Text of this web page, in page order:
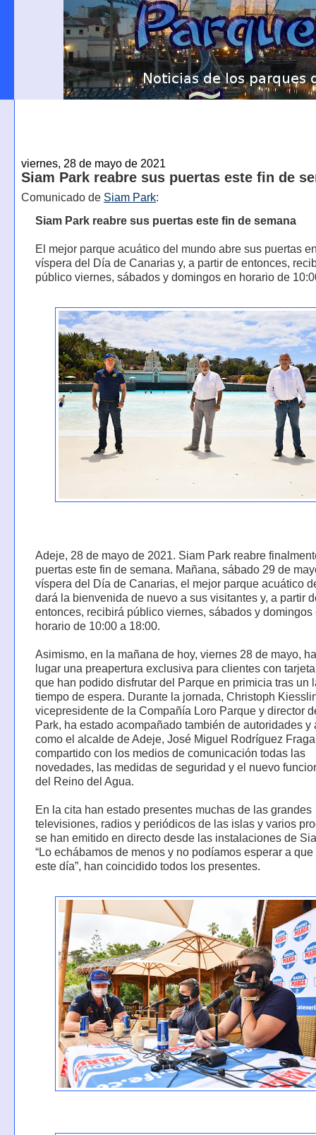
viernes, 28 de mayo de 2021
Siam Park reabre sus puertas este fin de
Comunicado de Siam Park:
Siam Park reabre sus puertas este fin de semana
El mejor parque acuático del mundo abre sus puertas
víspera del Día de Canarias y, a partir de entonces,
público viernes, sábados y domingos en horario de
Adeje, 28 de mayo de 2021. Siam Park reabre
puertas este fin de semana. Mañana, sábado 29 de
víspera del Día de Canarias, el mejor parque acuático
dará la bienvenida de nuevo a sus visitantes y, a partir
entonces, recibirá público viernes, sábados y domingos
horario de 10:00 a 18:00.
Asimismo, en la mañana de hoy, viernes 28 de mayo,
lugar una preapertura exclusiva para clientes con
que han podido disfrutar del Parque en primicia tras un
tiempo de espera. Durante la jornada, Christoph
vicepresidente de la Compañía Loro Parque y director
Park, ha estado acompañado también de autoridades y
como el alcalde de Adeje, José Miguel Rodríguez
compartido con los medios de comunicación todas las
novedades, las medidas de seguridad y el nuevo
del Reino del Agua.
En la cita han estado presentes muchas de las grandes
televisiones, radios y periódicos de las islas y varios
se han emitido en directo desde las instalaciones de
“Lo echábamos de menos y no podíamos esperar a
este día”, han coincidido todos los presentes.